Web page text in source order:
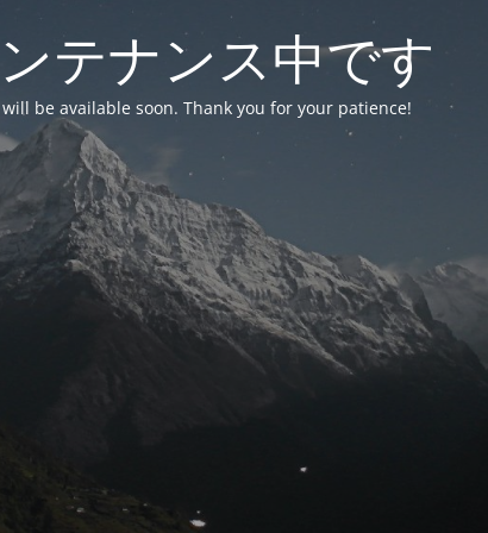
テナンス中です
be available soon. Thank you for your patience!